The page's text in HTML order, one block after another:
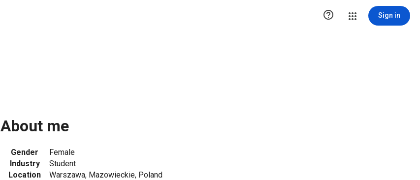
 Sign in
About me
Gender
Female
Industry
Student
Location
Warszawa, Mazowieckie, Poland